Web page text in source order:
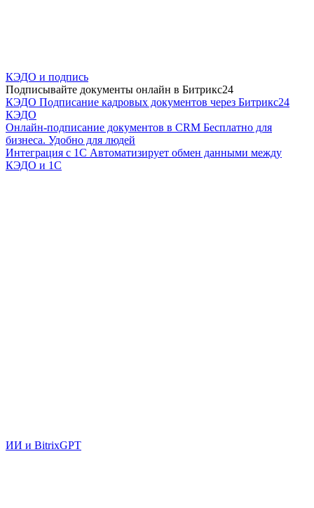
КЭДО и подпись
Подписывайте документы онлайн в Битрикс24
КЭДО Подписание кадровых документов через Битрикс24
КЭДО
Онлайн-подписание документов в CRM Бесплатно для
бизнеса. Удобно для людей
Интеграция с 1С Автоматизирует обмен данными между
КЭДО и 1С
ИИ и BitrixGPT